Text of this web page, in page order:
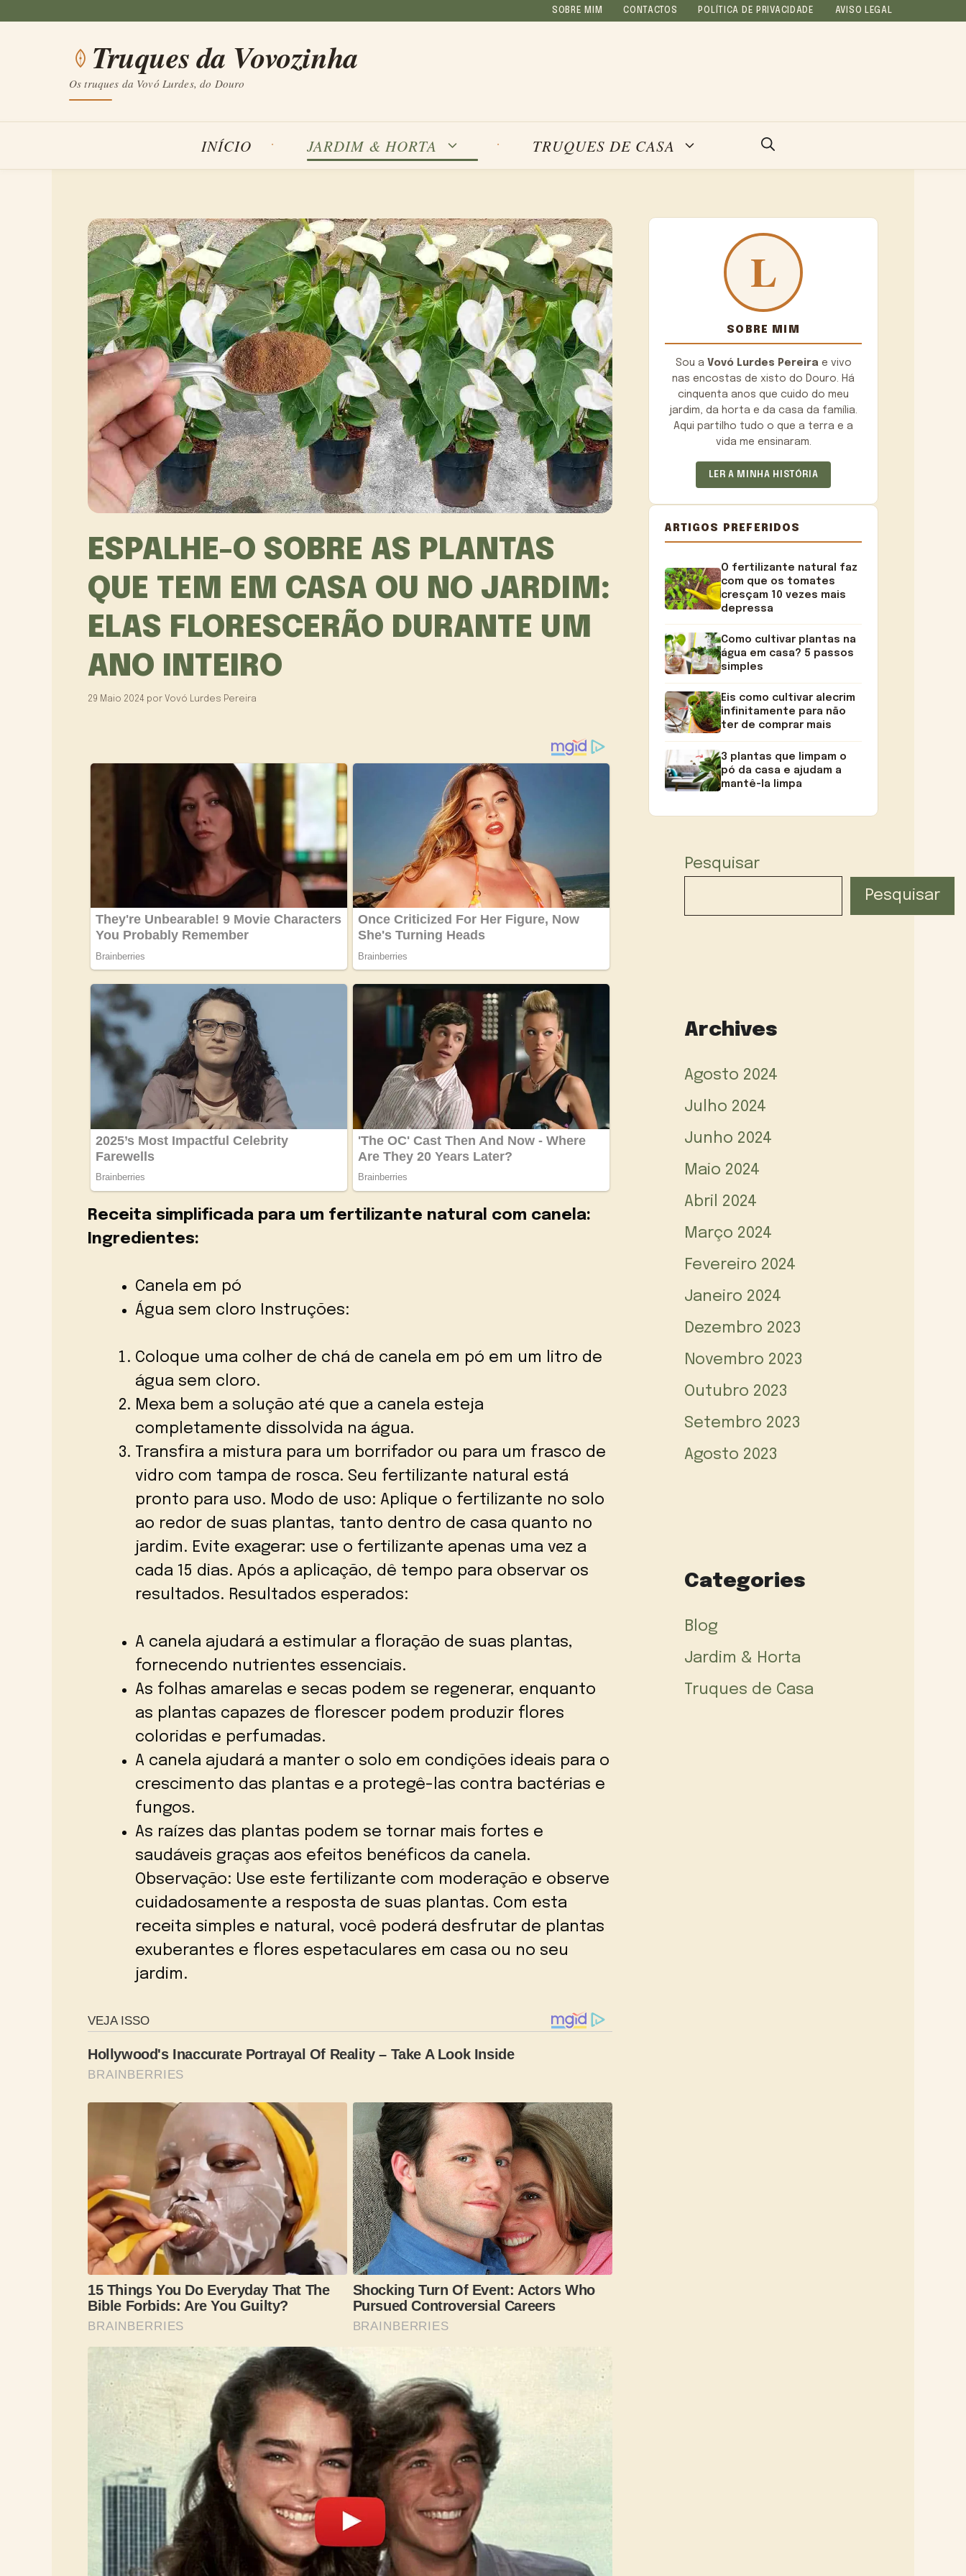
conteúdo
SOBRE MIM CONTACTOS POLÍTICA DE PRIVACIDADE AVISO LEGAL
Truques da Vovozinha
Os truques da Vovó Lurdes, do Douro
INÍCIO JARDIM & HORTA TRUQUES DE CASA
ESPALHE-O SOBRE AS PLANTAS
QUE TEM EM CASA OU NO JARDIM:
ELAS FLORESCERÃO DURANTE UM
ANO INTEIRO
29 Maio 2024 por Vovó Lurdes Pereira
Receita simplificada para um fertilizante natural com canela:
Ingredientes:
Canela em pó
Água sem cloro Instruções:
Coloque uma colher de chá de canela em pó em um litro de
água sem cloro.
Mexa bem a solução até que a canela esteja
completamente dissolvida na água.
Transfira a mistura para um borrifador ou para um frasco de
vidro com tampa de rosca. Seu fertilizante natural está
pronto para uso. Modo de uso: Aplique o fertilizante no solo
ao redor de suas plantas, tanto dentro de casa quanto no
jardim. Evite exagerar: use o fertilizante apenas uma vez a
cada 15 dias. Após a aplicação, dê tempo para observar os
resultados. Resultados esperados:
A canela ajudará a estimular a floração de suas plantas,
fornecendo nutrientes essenciais.
As folhas amarelas e secas podem se regenerar, enquanto
as plantas capazes de florescer podem produzir flores
coloridas e perfumadas.
A canela ajudará a manter o solo em condições ideais para o
crescimento das plantas e a protegê-las contra bactérias e
fungos.
As raízes das plantas podem se tornar mais fortes e
saudáveis graças aos efeitos benéficos da canela.
Observação: Use este fertilizante com moderação e observe
cuidadosamente a resposta de suas plantas. Com esta
receita simples e natural, você poderá desfrutar de plantas
exuberantes e flores espetaculares em casa ou no seu
jardim.
SOBRE MIM
Sou a Vovó Lurdes Pereirae vivo
nas encostas de xisto do Douro. Há
cinquenta anos que cuido do meu
jardim, da horta e da casa da família.
Aqui partilho tudo o que a terra e a
vida me ensinaram.
LER A MINHA HISTÓRIA
ARTIGOS PREFERIDOS
O fertilizante natural faz
com que os tomates
cresçam 10 vezes mais
depressa
Como cultivar plantas na
água em casa? 5 passos
simples
Eis como cultivar alecrim
infinitamente para não
ter de comprar mais
3 plantas que limpam o
pó da casa e ajudam a
mantê-la limpa
Pesquisar
Pesquisar
Archives
Agosto 2024
Julho 2024
Junho 2024
Maio 2024
Abril 2024
Março 2024
Fevereiro 2024
Janeiro 2024
Dezembro 2023
Novembro 2023
Outubro 2023
Setembro 2023
Agosto 2023
Categories
Blog
Jardim & Horta
Truques de Casa